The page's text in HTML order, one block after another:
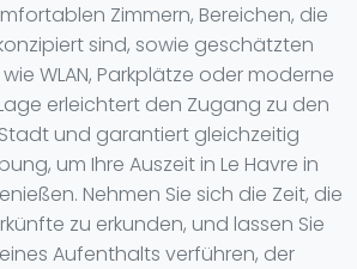
Zimmern, Bereichen, die
sind, sowie geschätzten
WLAN, Parkplätze oder moderne
erleichtert den Zugang zu den
und garantiert gleichzeitig
um Ihre Auszeit in Le Havre in
Nehmen Sie sich die Zeit, die
zu erkunden, und lassen Sie
Aufenthalts verführen, der